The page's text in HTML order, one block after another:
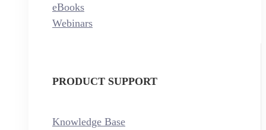
eBooks
Webinars
PRODUCT SUPPORT
Knowledge Base